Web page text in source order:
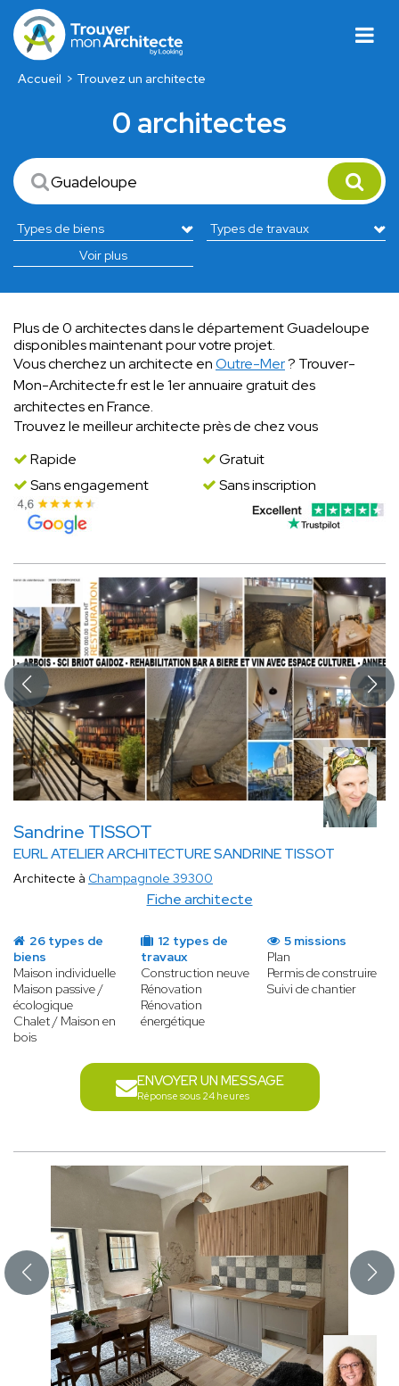
Accueil Trouvez un architecte
0 architectes
Voir plus
Plus de 0 architectes dans le département Guadeloupe
disponibles maintenant pour votre projet.
Vous cherchez un architecte enOutre-Mer? Trouver-
Mon-Architecte.fr est le 1er annuaire gratuit des
architectes en France.
Trouvez le meilleur architecte près de chez vous
Rapide
Gratuit
Sans engagement
Sans inscription
Sandrine TISSOT
EURL ATELIER ARCHITECTURE SANDRINE TISSOT
Fiche architecte
Architecte à Champagnole 39300
26 types de
biens
Maison individuelle
Maison passive /
écologique
Chalet / Maison en
bois
12 types de
travaux
Construction neuve
Rénovation
Rénovation
énergétique
5 missions
Plan
Permis de construire
Suivi de chantier
ENVOYER UN MESSAGE
Réponse sous 24 heures